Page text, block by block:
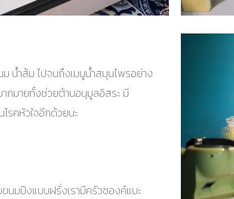
น้ำส้ม ไปจนถึงเมนูน้ำสมุนไพรอย่าง
ากมายทั้งช่วยต้านอนุมูลอิสระ มี
รคหัวใจอีกด้วยนะ
นมปังแบบฝรั่งเรามีครัวซองค์แบะ